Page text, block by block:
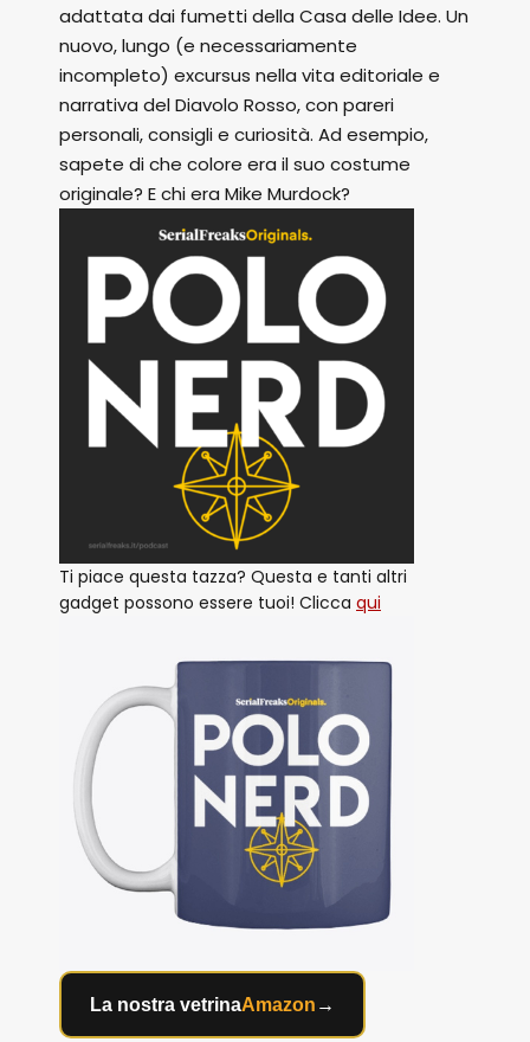
adattata dai fumetti della Casa delle Idee. Un
nuovo, lungo (e necessariamente
incompleto) excursus nella vita editoriale e
narrativa del Diavolo Rosso, con pareri
personali, consigli e curiosità. Ad esempio,
sapete di che colore era il suo costume
originale? E chi era Mike Murdock?
Ti piace questa tazza? Questa e tanti altri
gadget possono essere tuoi! Clicca qui
La nostra vetrinaAmazon →